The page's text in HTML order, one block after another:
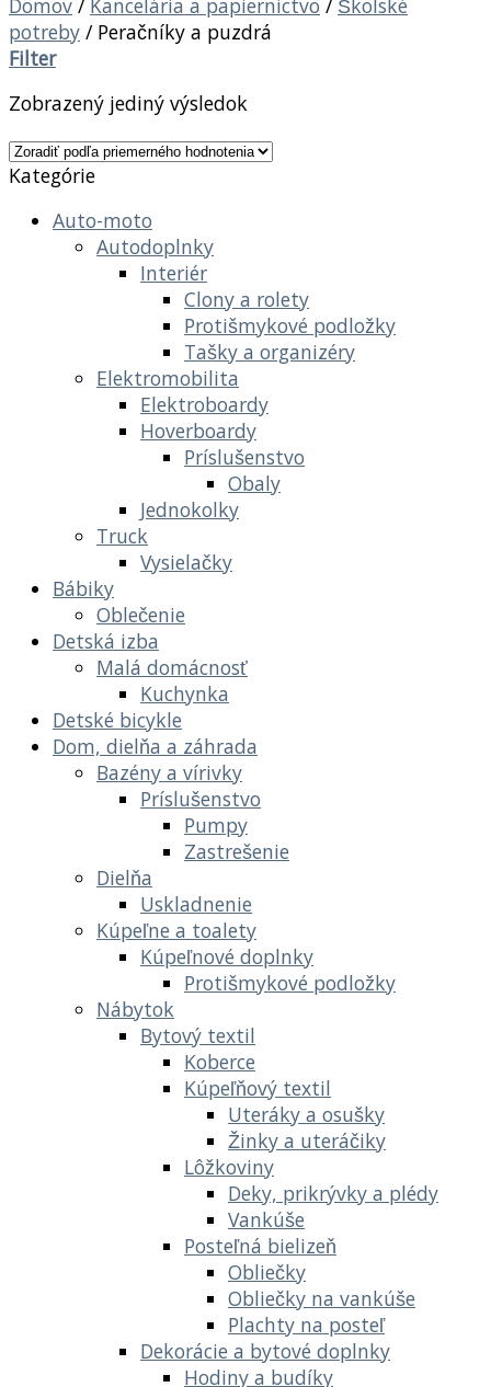
potreby /Peračníky a puzdrá
Filter
Zobrazený jediný výsledok
Kategórie
Auto-moto
Autodoplnky
Interiér
Clony a rolety
Protišmykové podložky
Tašky a organizéry
Elektromobilita
Elektroboardy
Hoverboardy
Príslušenstvo
Obaly
Jednokolky
Truck
Vysielačky
Bábiky
Oblečenie
Detská izba
Malá domácnosť
Kuchynka
Detské bicykle
Dom, dielňa a záhrada
Bazény a vírivky
Príslušenstvo
Pumpy
Zastrešenie
Dielňa
Uskladnenie
Kúpeľne a toalety
Kúpeľnové doplnky
Protišmykové podložky
Nábytok
Bytový textil
Koberce
Kúpeľňový textil
Uteráky a osušky
Žinky a uteráčiky
Lôžkoviny
Deky, prikrývky a plédy
Vankúše
Posteľná bielizeň
Obliečky
Obliečky na vankúše
Plachty na posteľ
Dekorácie a bytové doplnky
Hodiny a budíky